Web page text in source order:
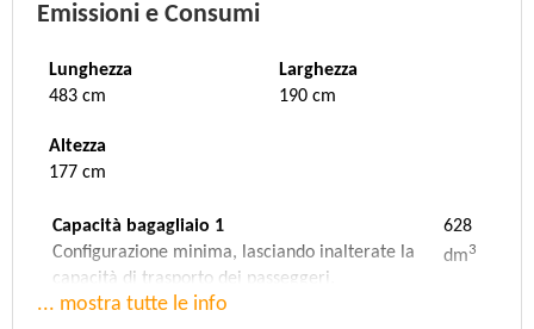
Emissioni e Consumi
Lunghezza
483 cm
Larghezza
190 cm
Altezza
177 cm
Capacità bagagliaio 1
Configurazione minima, lasciando inalterate la
capacità di trasporto dei passeggeri.
628
dm3
Capacità bagagliaio 2
... mostra tutte le info